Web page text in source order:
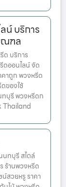
น์ บริการ
ณฑล
ด บริการ
ดออนไลน์ จัด
คาถูก พวงหรีด
ของใช้
บุรี พวงหรีดก
Thailand
ทบุรี สไตล์
ร้านพวงหรีด
สวยหรู ราคา